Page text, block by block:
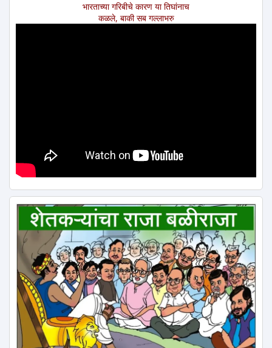
भारताच्या गरिबीचे कारण या तिघांनाच
कळले, बाकी सब गल्लाभरु